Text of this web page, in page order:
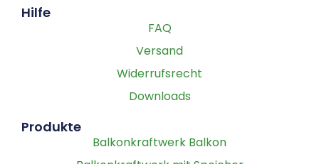
Hilfe
FAQ
Versand
Widerrufsrecht
Downloads
Produkte
Balkonkraftwerk Balkon